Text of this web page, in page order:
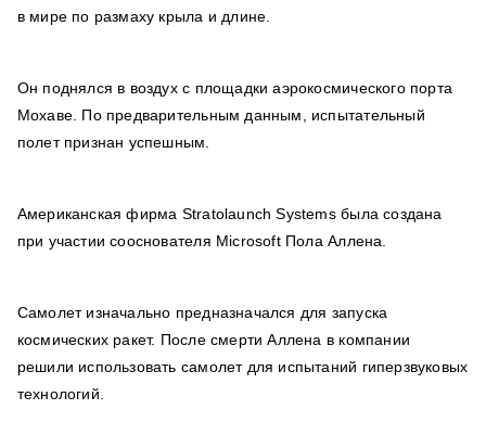
в мире по размаху крыла и длине.
Он поднялся в воздух с площадки аэрокосмического порта
Мохаве. По предварительным данным, испытательный
полет признан успешным.
Американская фирма Stratolaunch Systems была создана
при участии сооснователя Microsoft Пола Аллена.
Самолет изначально предназначался для запуска
космических ракет. После смерти Аллена в компании
решили использовать самолет для испытаний гиперзвуковых
технологий.